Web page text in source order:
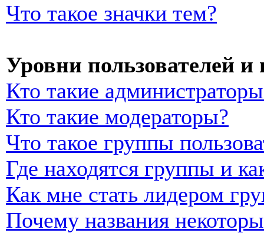
Что такое значки тем?
Уровни пользователей
Кто такие
Кто такие модераторы?
Что такое группы
Где находятся группы и
Как мне стать лидером
Почему названия